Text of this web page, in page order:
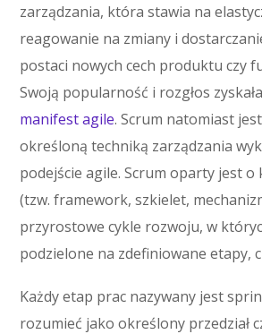
zarządzania, która stawia na
reagowanie na zmiany i
postaci nowych cech produktu czy
Swoją popularność i rozgłos
manifest agile. Scrum natomiast
określoną techniką zarządzania
podejście agile. Scrum oparty jest
(tzw. framework, szkielet,
przyrostowe cykle rozwoju, w
podzielone na zdefiniowane etapy,
Każdy etap prac nazywany jest
rozumieć jako określony przedział